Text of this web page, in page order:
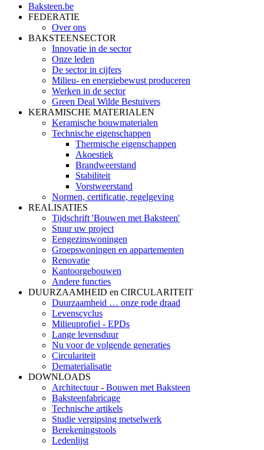
Baksteen.be
FEDERATIE
Over ons
BAKSTEENSECTOR
Innovatie in de sector
Onze leden
De sector in cijfers
Milieu- en energiebewust produceren
Werken in de sector
Green Deal Wilde Bestuivers
KERAMISCHE MATERIALEN
Keramische bouwmaterialen
Technische eigenschappen
Thermische eigenschappen
Akoestiek
Brandweerstand
Stabiliteit
Vorstweerstand
Normen, certificatie, regelgeving
REALISATIES
Tijdschrift 'Bouwen met Baksteen'
Stuur uw project
Eengezinswoningen
Groepswoningen en appartementen
Renovatie
Kantoorgebouwen
Andere functies
DUURZAAMHEID en CIRCULARITEIT
Duurzaamheid … onze rode draad
Levenscyclus
Milieuprofiel - EPDs
Lange levensduur
Nu voor de volgende generaties
Circulariteit
Dematerialisatie
DOWNLOADS
Architectuur - Bouwen met Baksteen
Baksteenfabricage
Technische artikels
Studie vergipsing metselwerk
Berekeningstools
Ledenlijst